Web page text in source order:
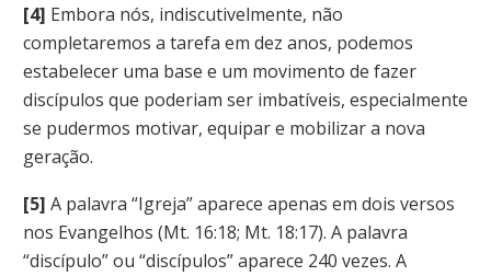
[4] Embora nós, indiscutivelmente, não
completaremos a tarefa em dez anos, podemos
estabelecer uma base e um movimento de fazer
discípulos que poderiam ser imbatíveis, especialmente
se pudermos motivar, equipar e mobilizar a nova
geração.
[5] A palavra “Igreja” aparece apenas em dois versos
nos Evangelhos (Mt. 16:18; Mt. 18:17). A palavra
“discípulo” ou “discípulos” aparece 240 vezes. A